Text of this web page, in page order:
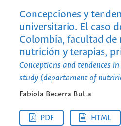
Concepciones y
universitario. El caso
Colombia, facultad de
nutrición y terapias,
Conceptions and tendences
study (departament of
Fabiola Becerra Bulla
PDF HTML